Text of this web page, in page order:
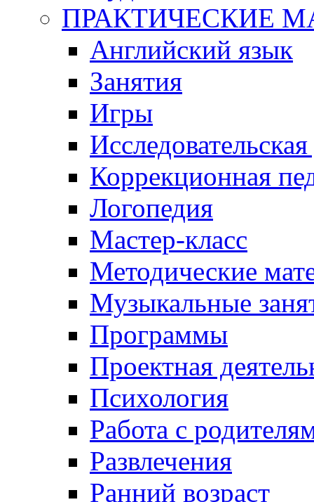
ПРАКТИЧЕСКИЕ
Английский язык
Занятия
Игры
Коррекционная
Логопедия
Мастер-класс
Методические
Музыкальные
Программы
Проектная
Психология
Работа с
Развлечения
Ранний возраст